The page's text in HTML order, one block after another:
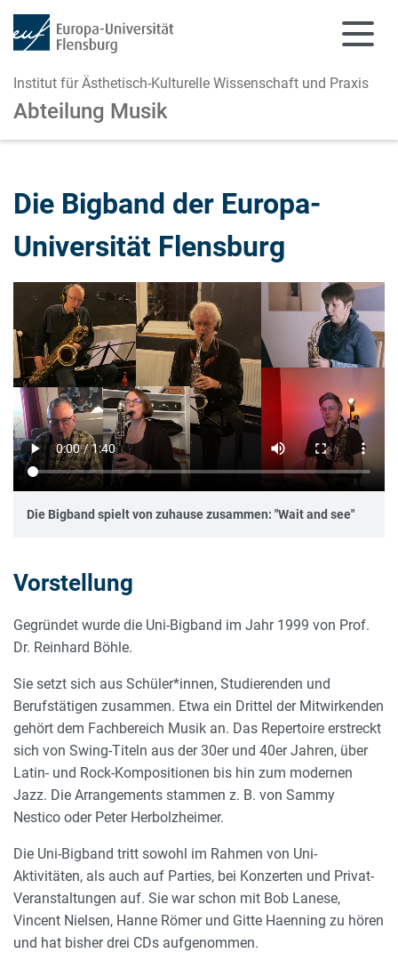
Institut für Ästhetisch-Kulturelle Wissenschaft und Praxis
Abteilung Musik
Die Bigband der Europa-
Universität Flensburg
Die Bigband spielt von zuhause zusammen: "Wait and see"
Vorstellung
Gegründet wurde die Uni-Bigband im Jahr 1999 von Prof.
Dr. Reinhard Böhle.
Sie setzt sich aus Schüler*innen, Studierenden und
Berufstätigen zusammen. Etwa ein Drittel der Mitwirkenden
gehört dem Fachbereich Musik an. Das Repertoire erstreckt
sich von Swing-Titeln aus der 30er und 40er Jahren, über
Latin- und Rock-Kompositionen bis hin zum modernen
Jazz. Die Arrangements stammen z. B. von Sammy
Nestico oder Peter Herbolzheimer.
Die Uni-Bigband tritt sowohl im Rahmen von Uni-
Aktivitäten, als auch auf Parties, bei Konzerten und Privat-
Veranstaltungen auf. Sie war schon mit Bob Lanese,
Vincent Nielsen, Hanne Römer und Gitte Haenning zu hören
und hat bisher drei CDs aufgenommen.